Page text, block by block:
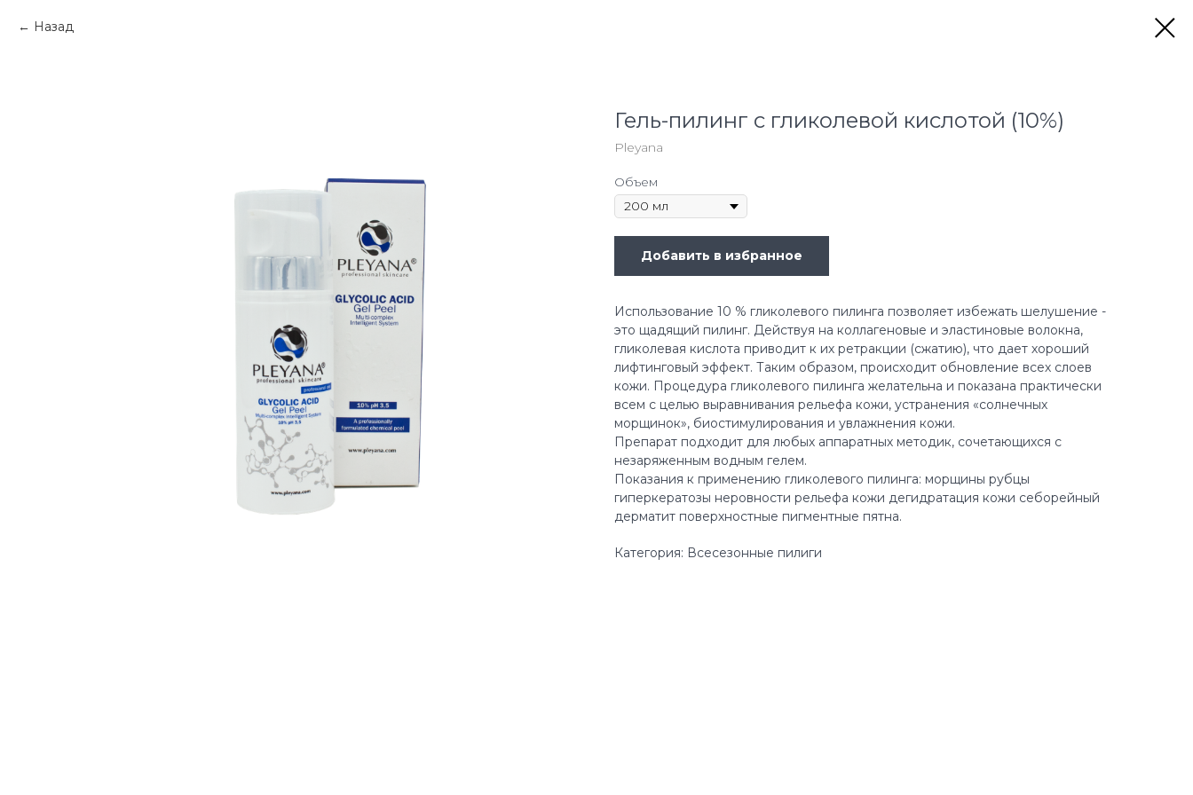
Назад
Гель-пилинг с гликолевой кислотой (10%)
Pleyana
Объем
Добавить в избранное
Использование 10 % гликолевого пилинга позволяет избежать шелушение -
это щадящий пилинг. Действуя на коллагеновые и эластиновые волокна,
гликолевая кислота приводит к их ретракции (сжатию), что дает хороший
лифтинговый эффект. Таким образом, происходит обновление всех слоев
кожи. Процедура гликолевого пилинга желательна и показана практически
всем с целью выравнивания рельефа кожи, устранения «солнечных
морщинок», биостимулирования и увлажнения кожи.
Препарат подходит для любых аппаратных методик, сочетающихся с
незаряженным водным гелем.
Показания к применению гликолевого пилинга: морщины рубцы
гиперкератозы неровности рельефа кожи дегидратация кожи себорейный
дерматит поверхностные пигментные пятна.
Категория: Всесезонные пилиги